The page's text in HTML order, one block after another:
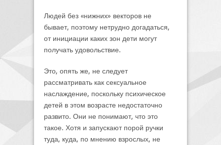
Людей без «нижних» векторов не
бывает, поэтому нетрудно догадаться,
от инициации каких зон дети могут
получать удовольствие.
Это, опять же, не следует
рассматривать как сексуальное
наслаждение, поскольку психическое
детей в этом возрасте недостаточно
развито. Они не понимают, что это
такое. Хотя и запускают порой ручки
туда, куда, по мнению взрослых, не